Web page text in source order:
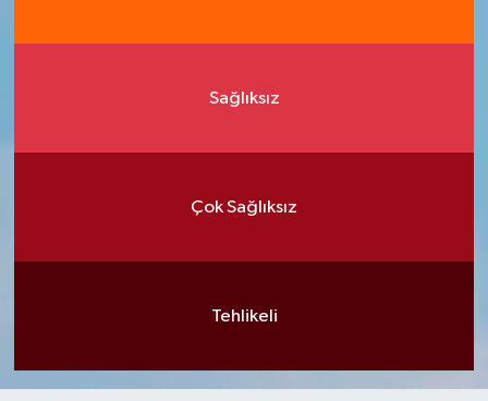
Sağlıksız
Çok Sağlıksız
Tehlikeli